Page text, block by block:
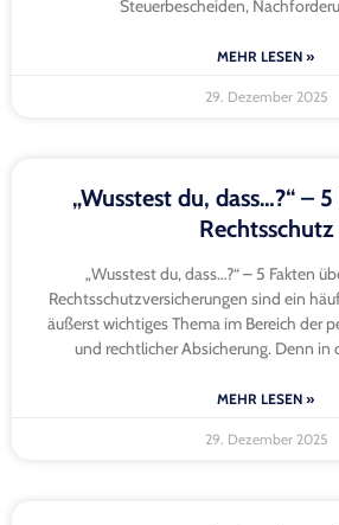
Steuerbescheiden,
MEHR LESEN »
29. Dezember 2025
„Wusstest du, dass…?“ –
Rechtsschutz
„Wusstest du, dass…?“ – 5 Fakten
Rechtsschutzversicherungen sind ein
äußerst wichtiges Thema im Bereich der
und rechtlicher Absicherung. Denn in
MEHR LESEN »
29. Dezember 2025